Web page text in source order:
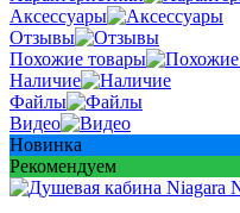
Аксессуары
Отзывы
Похожие товары
Наличие
Файлы
Видео
Новинка
Рекомендуем